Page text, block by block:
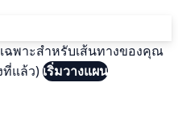
ฉพาะสำหรับเส้นทางของคุณ
ที่แล้ว)เริ่มวางแผน